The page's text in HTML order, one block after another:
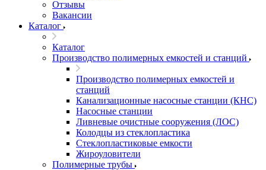
Отзывы
Вакансии
Каталог
Каталог
Производство полимерных емкостей и станций
Производство полимерных емкостей и
станций
Канализационные насосные станции (КНС)
Насосные станции
Ливневые очистные сооружения (ЛОС)
Колодцы из стеклопластика
Стеклопластиковые емкости
Жироуловители
Полимерные трубы